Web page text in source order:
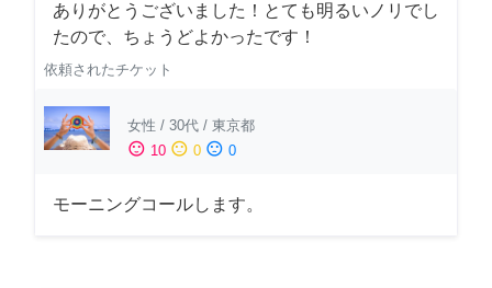
ありがとうございました！とても明るいノリでし
たので、ちょうどよかったです！
依頼されたチケット
女性 / 30代 / 東京都
sentiment_satisfied 10 sentiment_neutral 0 sentiment_dissatisfied 0
モーニングコールします。